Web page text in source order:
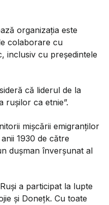
organizația este
colaborare cu
inclusiv cu preşedintele
că liderul de la
ruşilor ca etnie”.
mişcării emigranţilor
1930 de către
duşman înverşunat al
a participat la lupte
şi Doneţk. Cu toate